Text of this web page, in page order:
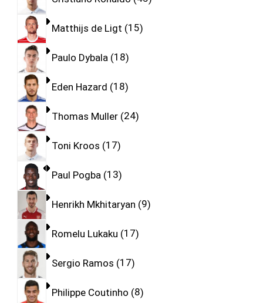
Matthijs de Ligt 15
Paulo Dybala 18
Eden Hazard 18
Thomas Muller 24
Toni Kroos 17
Paul Pogba 13
Henrikh Mkhitaryan 9
Romelu Lukaku 17
Sergio Ramos 17
Philippe Coutinho 8